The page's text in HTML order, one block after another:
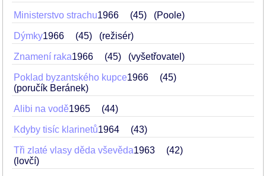
Ministerstvo strachu1966 45 (Poole)
Dýmky1966 45 (režisér)
Znamení raka1966 45 (vyšetřovatel)
Poklad byzantského kupce1966
45
(poručík Beránek)
Alibi na vodě1965 44
Kdyby tisíc klarinetů1964 43
Tři zlaté vlasy děda vševěda1963
42
(lovčí)